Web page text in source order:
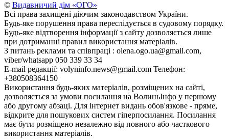
© Видавничий дім «ОГО»
Всі права захищені діючим законодавством України.
Будь-яке порушення права переслідується в судовому порядку.
Будь-яке відтворення інформації з сайту дозволяється лише
при дотриманні правил використання матеріалів.
З питань реклами та співпраці : olena.ogo.ua@gmail.com,
viber/whatsapp 050 339 33 34
E-mail редакції: volyninfo.news@gmail.com Телефон:
+380508364150
Використання будь-яких матеріалів, розміщених на сайті,
дозволяється за умови посилання на ВолиньІнфо у першому
або другому абзаці. Для інтернет видань обов'язкове - пряме,
відкрите для пошукових систем гіперпосилання. Посилання
має бути розміщено незалежно від повного або часткового
використання матеріалів.